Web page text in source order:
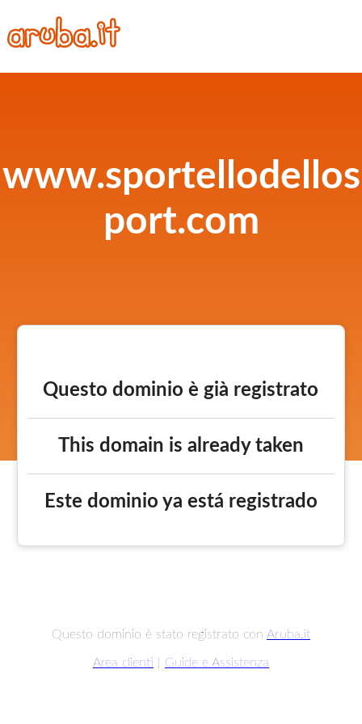
www.sportellodellos
port.com
Questo dominio è già registrato
This domain is already taken
Este dominio ya está registrado
Questo dominio è stato registrato con Aruba.it
Area clienti Guide e Assistenza